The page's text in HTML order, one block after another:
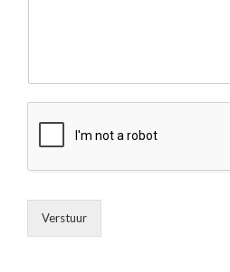
Verstuur